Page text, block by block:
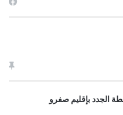
الجدد بإقليم صفرو